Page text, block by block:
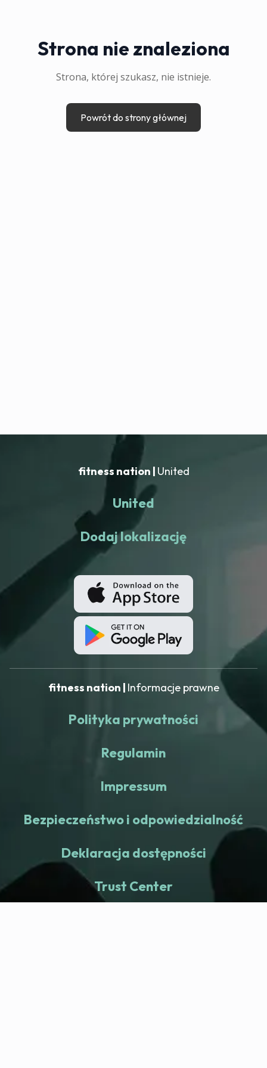
Strona nie znaleziona
Strona, której szukasz, nie istnieje.
Powrót do strony głównej
fitness nation | United
United
Dodaj lokalizację
fitness nation | Informacje prawne
Polityka prywatności
Regulamin
Impressum
Bezpieczeństwo i odpowiedzialność
Deklaracja dostępności
Trust Center